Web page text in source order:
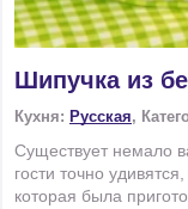
Шипучка из
Кухня: Русская,
Существует немало
гости точно
которая была